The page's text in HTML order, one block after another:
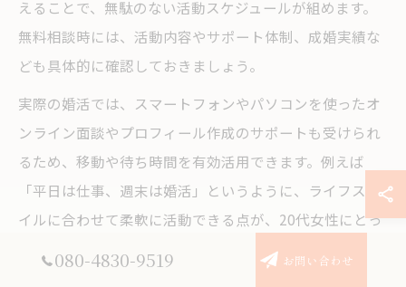
えることで、無駄のない活動スケジュールが組めます。
無料相談時には、活動内容やサポート体制、成婚実績な
ども具体的に確認しておきましょう。
実際の婚活では、スマートフォンやパソコンを使ったオ
ンライン面談やプロフィール作成のサポートも受けられ
るため、移動や待ち時間を有効活用できます。例えば
「平日は仕事、週末は婚活」というように、ライフスタ
イルに合わせて柔軟に活動できる点が、20代女性にとっ
て大きな魅力です。時間を有効活用したい方は、早めの
080-4830-9519 お問い合わせ